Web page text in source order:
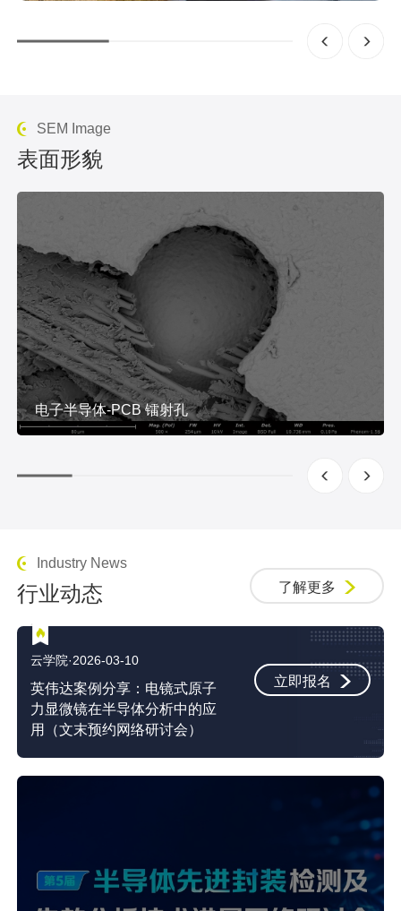
求，可放置在 FA 实验室、高楼层办公室或产线旁，同时可
SEM Image
表面形貌
电子半导体-PCB 镭射孔
Industry News
行业动态 了解更多
云学院·2026-03-10
英伟达案例分享：电镜式原子
力显微镜在半导体分析中的应
用（文末预约网络研讨会）
立即报名